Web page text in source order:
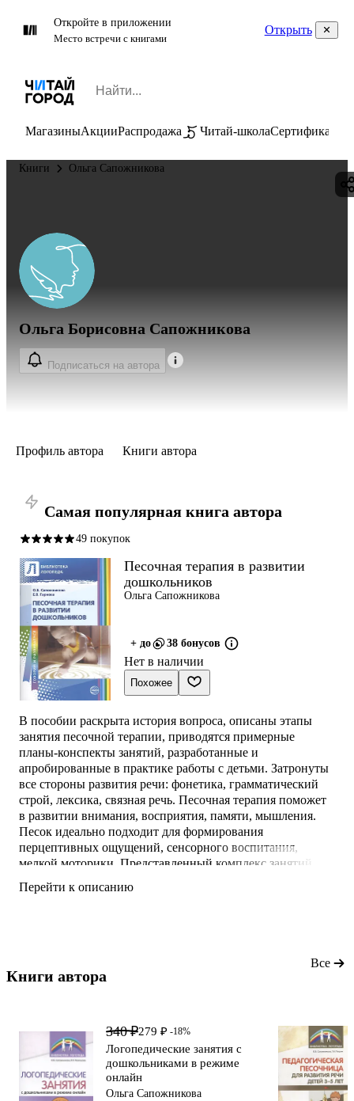
Откройте в приложении
Место встречи с книгами
Открыть
МагазиныАкцииРаспродажа Читай-школаСертификаты
Книги Ольга Сапожникова
Ольга Борисовна Сапожникова
Подписаться на автора
Профиль автора Книги автора
Самая популярная книга автора
49 покупок
Песочная терапия в развитии
дошкольников
Ольга Сапожникова
+ до 38 бонусов
Нет в наличии
Похожее
В пособии раскрыта история вопроса, описаны этапы
занятия песочной терапии, приводятся примерные
планы-конспекты занятий, разработанные и
апробированные в практике работы с детьми. Затронуты
все стороны развития речи: фонетика, грамматический
строй, лексика, связная речь. Песочная терапия поможет
в развитии внимания, восприятия, памяти, мышления.
Песок идеально подходит для формирования
перцептивных ощущений, сенсорного воспитания,
мелкой моторики. Представленный комплекс занятий
Материалы пособия можно также использовать в
Перейти к описанию
Книги автора
Все
340 ₽279 ₽ -18%
Логопедические занятия с
дошкольниками в режиме
онлайн
Ольга Сапожникова